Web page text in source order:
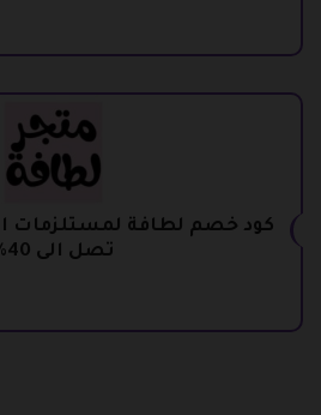
كود خصم لطافة لمستلزمات
تصل الى 40%